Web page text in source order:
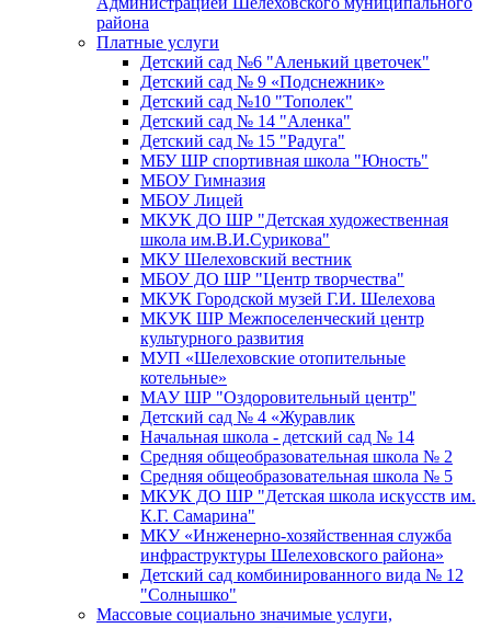
района
Платные услуги
Детский сад №6 "Аленький цветочек"
Детский сад № 9 «Подснежник»
Детский сад №10 "Тополек"
Детский сад № 14 "Аленка"
Детский сад № 15 "Радуга"
МБУ ШР спортивная школа "Юность"
МБОУ Гимназия
МБОУ Лицей
МКУК ДО ШР "Детская художественная
школа им.В.И.Сурикова"
МКУ Шелеховский вестник
МБОУ ДО ШР "Центр творчества"
МКУК Городской музей Г.И. Шелехова
МКУК ШР Межпоселенческий центр
культурного развития
МУП «Шелеховские отопительные
котельные»
МАУ ШР "Оздоровительный центр"
Детский сад № 4 «Журавлик
Начальная школа - детский сад № 14
Средняя общеобразовательная школа № 2
Средняя общеобразовательная школа № 5
МКУК ДО ШР "Детская школа искусств им.
К.Г. Самарина"
МКУ «Инженерно-хозяйственная служба
инфраструктуры Шелеховского района»
Детский сад комбинированного вида № 12
"Солнышко"
Массовые социально значимые услуги,